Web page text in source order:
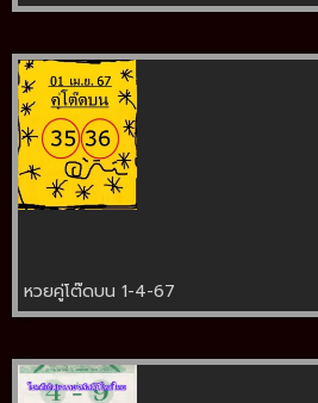
หวยคู่โต๊ดบน 1-4-67